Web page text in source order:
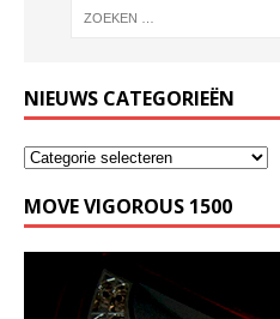
NIEUWS CATEGORIEËN
MOVE VIGOROUS 1500